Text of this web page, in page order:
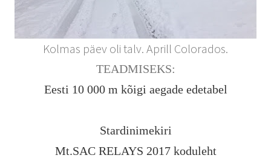
Kolmas päev oli talv. Aprill Colorados.
TEADMISEKS:
Eesti 10 000 m kõigi aegade edetabel
Stardinimekiri
Mt.SAC RELAYS 2017 koduleht